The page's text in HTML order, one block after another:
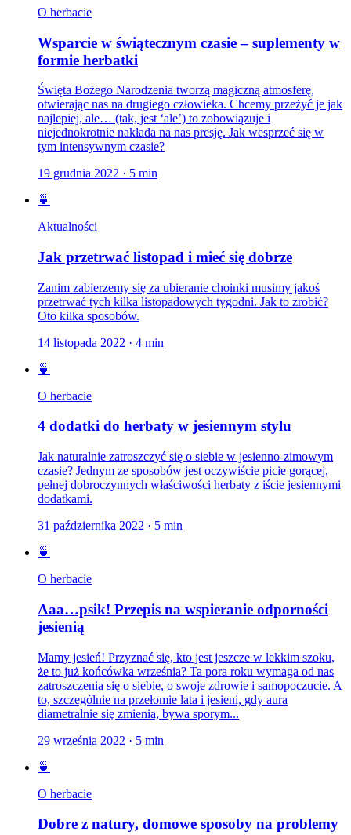
O herbacie
Wsparcie w świątecznym czasie – suplementy w
formie herbatki
Święta Bożego Narodzenia tworzą magiczną atmosferę,
otwierając nas na drugiego człowieka. Chcemy przeżyć je jak
najlepiej, ale… (tak, jest ‘ale’) to zobowiązuje i
niejednokrotnie nakłada na nas presję. Jak wesprzeć się w
tym intensywnym czasie?
19 grudnia 2022 · 5 min
🍵
Aktualności
Jak przetrwać listopad i mieć się dobrze
Zanim zabierzemy się za ubieranie choinki musimy jakoś
przetrwać tych kilka listopadowych tygodni. Jak to zrobić?
Oto kilka sposobów.
14 listopada 2022 · 4 min
🍵
O herbacie
4 dodatki do herbaty w jesiennym stylu
Jak naturalnie zatroszczyć się o siebie w jesienno-zimowym
czasie? Jednym ze sposobów jest oczywiście picie gorącej,
pełnej dobroczynnych właściwości herbaty z iście jesiennymi
dodatkami.
31 października 2022 · 5 min
🍵
O herbacie
Aaa…psik! Przepis na wspieranie odporności
jesienią
Mamy jesień! Przyznać się, kto jest jeszcze w lekkim szoku,
że to już końcówka września? Ta pora roku wymaga od nas
zatroszczenia się o siebie, o swoje zdrowie i samopoczucie. A
to, szczególnie na przełomie lata i jesieni, gdy aura
diametralnie się zmienia, bywa sporym...
29 września 2022 · 5 min
🍵
O herbacie
Dobre z natury, domowe sposoby na problemy